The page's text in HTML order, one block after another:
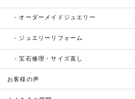
オーダーメイドジュエリー
ジュエリーリフォーム
宝石修理・サイズ直し
お客様の声